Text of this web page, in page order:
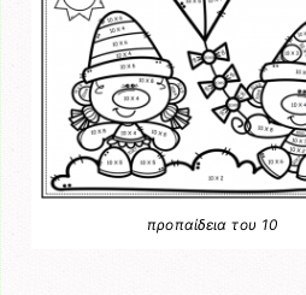
προπαίδεια του 10